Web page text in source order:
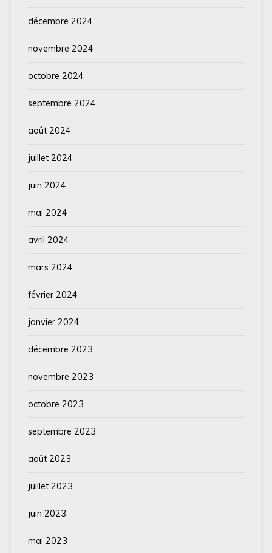
décembre 2024
novembre 2024
octobre 2024
septembre 2024
août 2024
juillet 2024
juin 2024
mai 2024
avril 2024
mars 2024
février 2024
janvier 2024
décembre 2023
novembre 2023
octobre 2023
septembre 2023
août 2023
juillet 2023
juin 2023
mai 2023